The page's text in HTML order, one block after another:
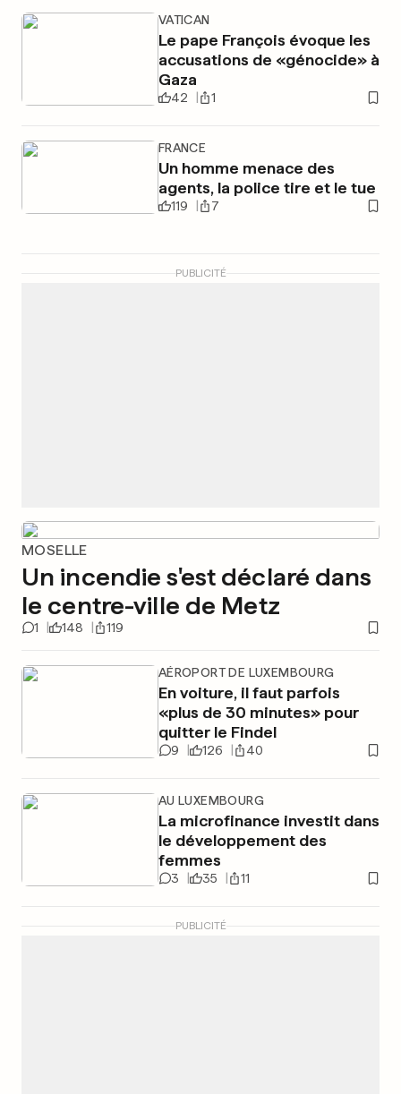
VATICAN
Le pape François évoque les
accusations de «génocide» à
Gaza
42 1
FRANCE
Un homme menace des
agents, la police tire et le tue
119 7
PUBLICITÉ
MOSELLE
Un incendie s'est déclaré dans
le centre-ville de Metz
1 148 119
AÉROPORT DE LUXEMBOURG
En voiture, il faut parfois
«plus de 30 minutes» pour
quitter le Findel
9 126 40
AU LUXEMBOURG
La microfinance investit dans
le développement des
femmes
3 35 11
PUBLICITÉ